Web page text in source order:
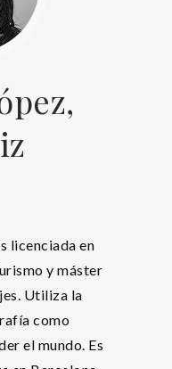
licenciada en
y máster
Utiliza la
como
el mundo. Es